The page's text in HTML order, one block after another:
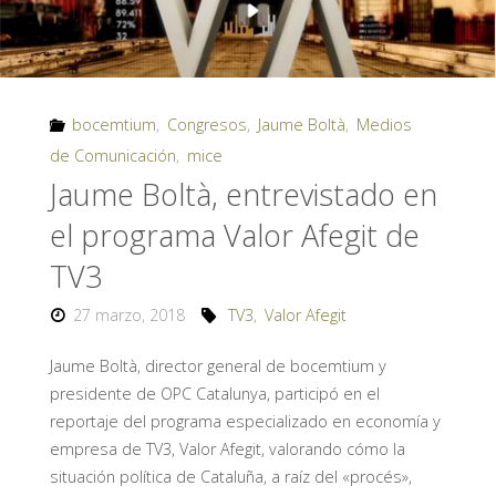
bocemtium, Congresos, Jaume Boltà, Medios
de Comunicación, mice
Jaume Boltà, entrevistado en
el programa Valor Afegit de
TV3
27 marzo, 2018 TV3, Valor Afegit
Jaume Boltà, director general de bocemtium y
presidente de OPC Catalunya, participó en el
reportaje del programa especializado en economía y
empresa de TV3, Valor Afegit, valorando cómo la
situación política de Cataluña, a raíz del «procés»,